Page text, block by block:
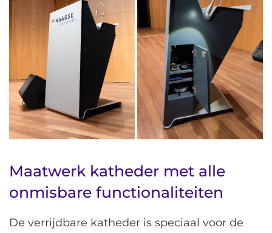
Maatwerk katheder met alle
onmisbare functionaliteiten
De verrijdbare katheder is speciaal voor de